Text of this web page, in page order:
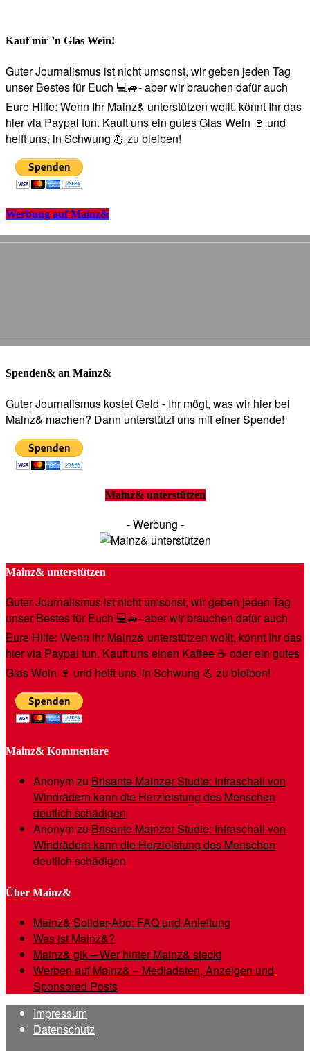
Kauf mir ’n Glas Wein!
Guter Journalismus ist nicht umsonst, wir geben jeden Tag
unser Bestes für Euch 💻🚙- aber wir brauchen dafür auch
Eure Hilfe: Wenn Ihr Mainz& unterstützen wollt, könnt Ihr das
hier via Paypal tun. Kauft uns ein gutes Glas Wein 🍷 und
helft uns, in Schwung 💪 zu bleiben!
Werbung auf Mainz&
Spenden& an Mainz&
Guter Journalismus kostet Geld - Ihr mögt, was wir hier bei
Mainz& machen? Dann unterstützt uns mit einer Spende!
Mainz& unterstützen
- Werbung -
Mainz& unterstützen
Guter Journalismus ist nicht umsonst, wir geben jeden Tag
unser Bestes für Euch 💻🚙- aber wir brauchen dafür auch
Eure Hilfe: Wenn Ihr Mainz& unterstützen wollt, könnt Ihr das
hier via Paypal tun. Kauft uns einen Kaffee ☕️ oder ein gutes
Glas Wein 🍷 und helft uns, in Schwung 💪 zu bleiben!
Mainz& Kommentare
Anonymzu Brisante Mainzer Studie: Infraschall von
Windrädern kann die Herzleistung des Menschen
deutlich schädigen
Anonymzu Brisante Mainzer Studie: Infraschall von
Windrädern kann die Herzleistung des Menschen
deutlich schädigen
Über Mainz&
Mainz& Solidar-Abo: FAQ und Anleitung
Was ist Mainz&?
Mainz& gik – Wer hinter Mainz& steckt
Werben auf Mainz& – Mediadaten, Anzeigen und
Sponsored Posts
Impressum
Datenschutz